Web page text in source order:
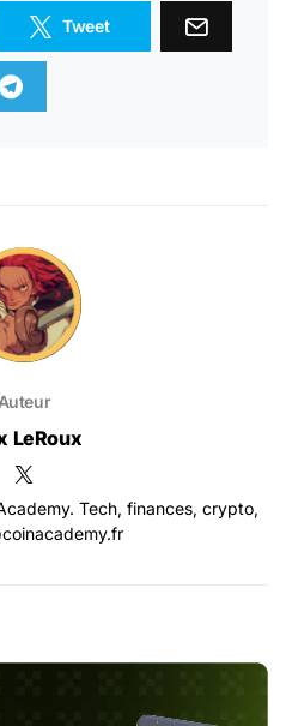
Tweet
Auteur
LeRoux
Tech, finances, crypto,